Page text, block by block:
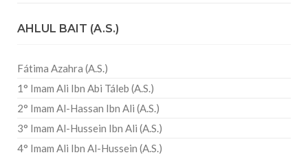
AHLUL BAIT (A.S.)
Fátima Azahra (A.S.)
1° Imam Ali Ibn Abi Táleb (A.S.)
2° Imam Al-Hassan Ibn Ali (A.S.)
3° Imam Al-Hussein Ibn Ali (A.S.)
4° Imam Ali Ibn Al-Hussein (A.S.)